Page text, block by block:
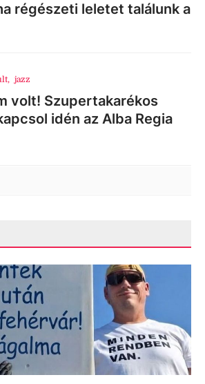
régészeti leletet találunk a
, jazz
volt! Szupertakarékos
idén az Alba Regia